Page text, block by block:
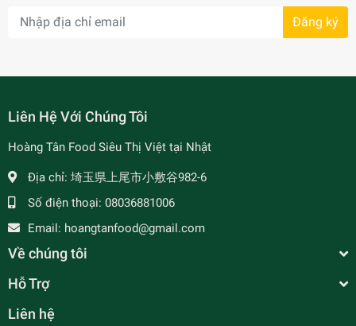
Đăng ký
Liên Hệ Với Chúng Tôi
Hoàng Tân Food Siêu Thị Việt tại Nhật
Địa chỉ: 埼玉県上尾市小敷谷982-6
Số điện thoại: 08036881006
Email: hoangtanfood@gmail.com
Về chúng tôi
Hỗ Trợ
Liên hệ